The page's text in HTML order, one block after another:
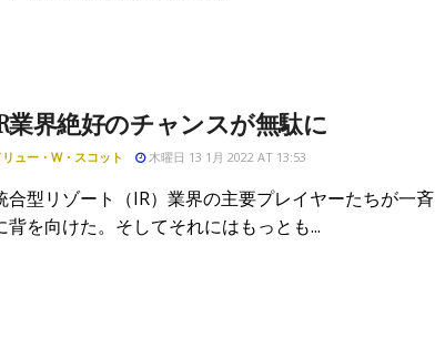
業界絶好のチャンスが無駄に
ュー・W・スコット 木曜日 13 1月 2022 AT 13:53
合型リゾート（IR）業界の主要プレイヤーたちが一斉
背を向けた。そしてそれにはもっとも...